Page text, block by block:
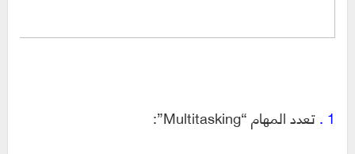
1 . تعدد المهام “Multitasking”: